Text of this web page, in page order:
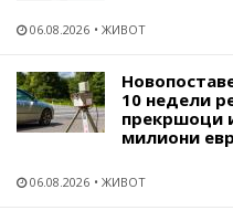
06.08.2026 ЖИВОТ
10 недели
прекршоци
милиони
06.08.2026 ЖИВОТ